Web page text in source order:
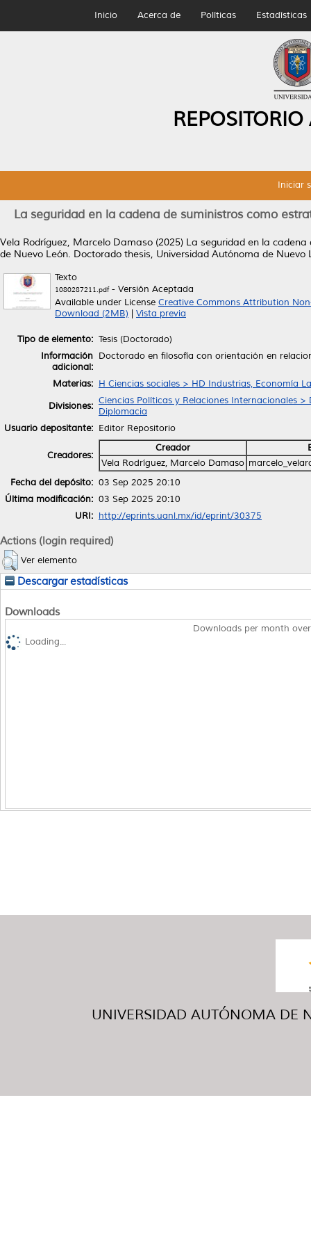
Inicio Acerca de Políticas Estadísticas
Iniciar
La seguridad en la cadena de suministros como
Vela Rodríguez, Marcelo Damaso (2025) La seguridad en la
de Nuevo León. Doctorado thesis, Universidad Autónoma de Nuevo
Texto
1080287211.pdf- Versión Aceptada
Available under License Creative Commons Attribution
Download (2MB)
Vista previa
Tipo de elemento: Tesis (Doctorado)
Información
adicional:
Doctorado en filosofía con orientación en
Materias: H Ciencias sociales > HD Industrias, Economía
Divisiones: Ciencias Políticas y Relaciones Internacionales
Diplomacia
Usuario depositante: Editor Repositorio
Creadores:
Creador
Vela Rodríguez, Marcelo Damaso
Fecha del depósito: 03 Sep 2025 20:10
Última modificación: 03 Sep 2025 20:10
URI: http://eprints.uanl.mx/id/eprint/30375
Actions (login required)
Ver elemento
Descargar estadísticas
Downloads
Downloads per month
Loading...
UNIVERSIDAD AUTÓNOMA DE